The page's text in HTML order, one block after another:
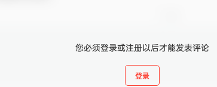
您必须登录或注册以后才能发表评论
登录